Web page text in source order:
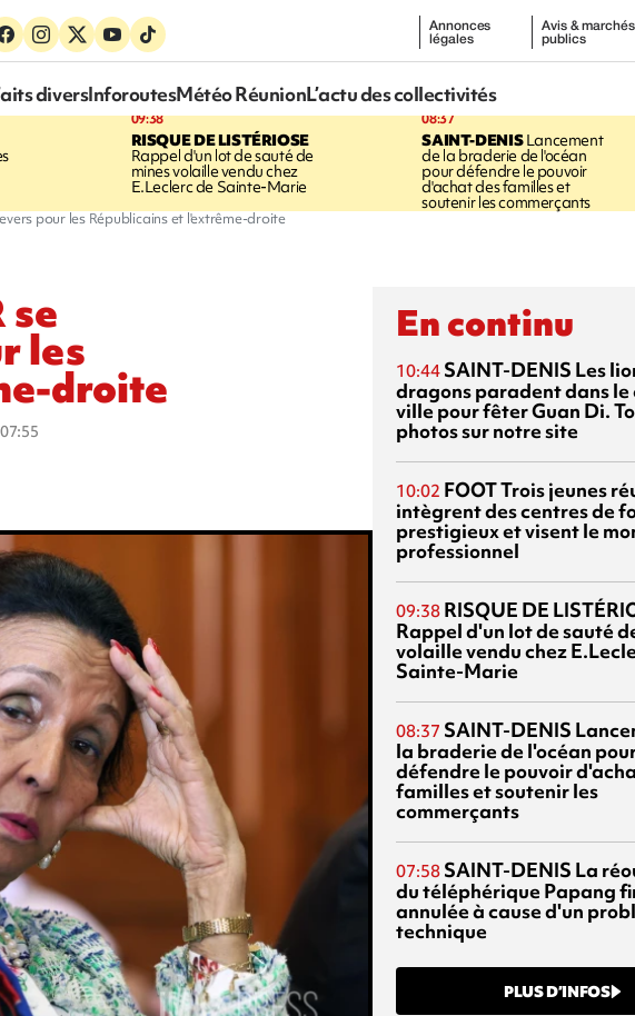
Annonces
légales
Avis & marchés
publics
diversInforoutesMétéo RéunionL’actu des collectivités
09:38
RISQUE DE LISTÉRIOSE
Rappel d'un lot de sauté de
mines volaille vendu chez
E.Leclerc de Sainte-Marie
08:37
SAINT-DENISLancement
de la braderie de l'océan
pour défendre le pouvoir
d'achat des familles et
soutenir les commerçants
pour les Républicains et l'extrême-droite
se
les
droite
En continu
10:44 SAINT-DENIS Les
dragons paradent dans le
ville pour fêter Guan Di.
photos sur notre site
10:02 FOOTTrois jeunes
intègrent des centres de
prestigieux et visent le
professionnel
09:38 RISQUE DE
Rappel d'un lot de sauté
volaille vendu chez
Sainte-Marie
08:37 SAINT-DENIS
la braderie de l'océan
défendre le pouvoir
familles et soutenir les
commerçants
07:58 SAINT-DENIS La
du téléphérique Papang
annulée à cause d'un
technique
PLUS D’INFOS